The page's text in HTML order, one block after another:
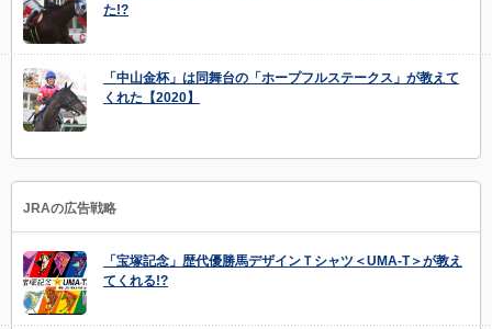
た!?
「中山金杯」は同舞台の「ホープフルステークス」が教えて
くれた【2020】
JRAの広告戦略
「宝塚記念」歴代優勝馬デザインＴシャツ＜UMA-T＞が教え
てくれる!?